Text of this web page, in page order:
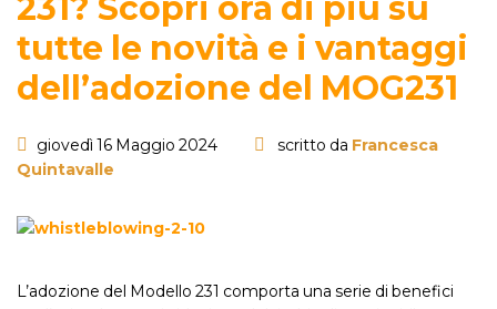
231? Scopri ora di più su
tutte le novità e i vantaggi
dell’adozione del MOG231
giovedì 16 Maggio 2024 scritto da Francesca
Quintavalle
L’adozione del Modello 231 comporta una serie di benefici